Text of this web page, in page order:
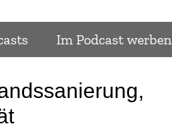
Im Podcast werben